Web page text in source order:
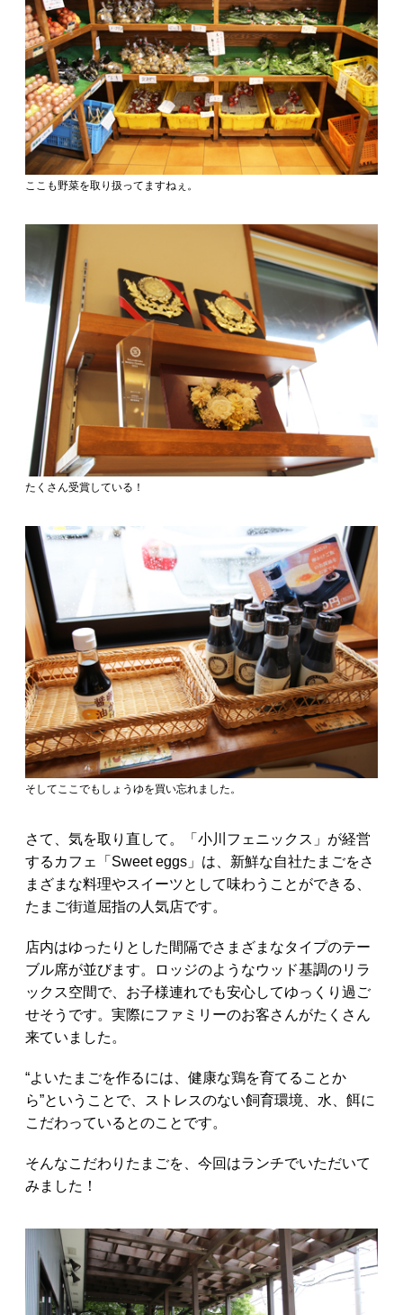
ここも野菜を取り扱ってますねぇ。
たくさん受賞している！
そしてここでもしょうゆを買い忘れました。
さて、気を取り直して。「小川フェニックス」が経営
するカフェ「Sweet eggs」は、新鮮な自社たまごをさ
まざまな料理やスイーツとして味わうことができる、
たまご街道屈指の人気店です。
店内はゆったりとした間隔でさまざまなタイプのテー
ブル席が並びます。ロッジのようなウッド基調のリラ
ックス空間で、お子様連れでも安心してゆっくり過ご
せそうです。実際にファミリーのお客さんがたくさん
来ていました。
“よいたまごを作るには、健康な鶏を育てることか
ら”ということで、ストレスのない飼育環境、水、餌に
こだわっているとのことです。
そんなこだわりたまごを、今回はランチでいただいて
みました！